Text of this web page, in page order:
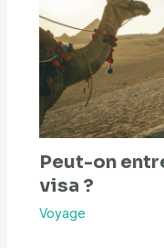
Peut-on
visa ?
Voyage